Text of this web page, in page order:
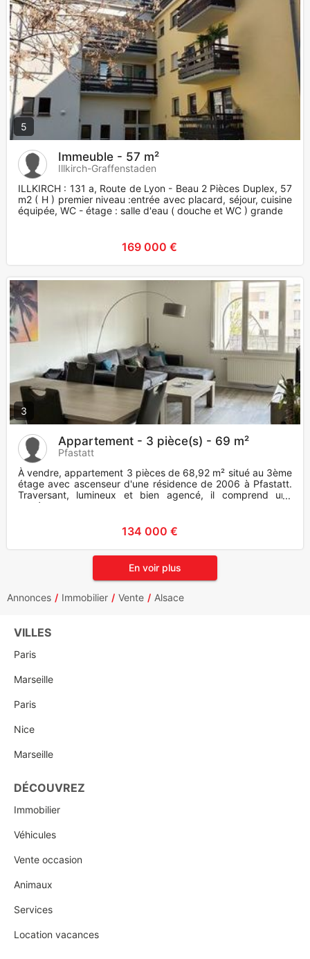
5
Immeuble - 57 m²
Illkirch-Graffenstaden
ILLKIRCH : 131 a, Route de Lyon - Beau 2 Pièces Duplex, 57
m2 ( H ) premier niveau :entrée avec placard, séjour, cuisine
équipée, WC - étage : salle d'eau ( douche et WC ) grande
169 000 €
3
Appartement - 3 pièce(s) - 69 m²
Pfastatt
À vendre, appartement 3 pièces de 68,92 m² situé au 3ème
étage avec ascenseur d'une résidence de 2006 à Pfastatt.
Traversant, lumineux et bien agencé, il comprend une
entrée ave
134 000 €
En voir plus
Annonces Immobilier Vente Alsace
VILLES
Paris
Marseille
Paris
Nice
Marseille
DÉCOUVREZ
Immobilier
Véhicules
Vente occasion
Animaux
Services
Location vacances